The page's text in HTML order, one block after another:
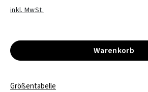
inkl. MwSt.
Warenkorb
Größentabelle